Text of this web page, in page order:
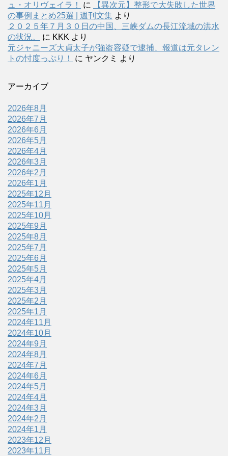
ュ・オリヴェイラ！
に
【異次元】整形で大失敗した世界
の事例まとめ25選 | 週刊文集 より
２０２５年７月３０日の中国、三峡ダムの長江流域の洪水
の状況。
に KKK より
元ジャニーズ大貞太子が強盗容疑で逮捕、報道は元タレン
トの忖度っぷり！
に ヤンクミ より
アーカイブ
2026年8月
2026年7月
2026年6月
2026年5月
2026年4月
2026年3月
2026年2月
2026年1月
2025年12月
2025年11月
2025年10月
2025年9月
2025年8月
2025年7月
2025年6月
2025年5月
2025年4月
2025年3月
2025年2月
2025年1月
2024年11月
2024年10月
2024年9月
2024年8月
2024年7月
2024年6月
2024年5月
2024年4月
2024年3月
2024年2月
2024年1月
2023年12月
2023年11月